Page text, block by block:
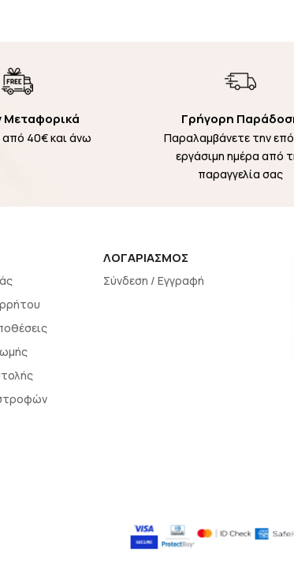
από 40€ και άνω
Γρήγορη
Παραλαμβάνετε την
εργάσιμη ημέρα από
παραγγελία σας
ΛΟΓΑΡΙΑΣΜΟΣ
Σύνδεση / Εγγραφή